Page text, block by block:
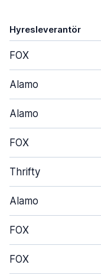
Hyresleverantör
FOX
Alamo
Alamo
FOX
Thrifty
Alamo
FOX
FOX